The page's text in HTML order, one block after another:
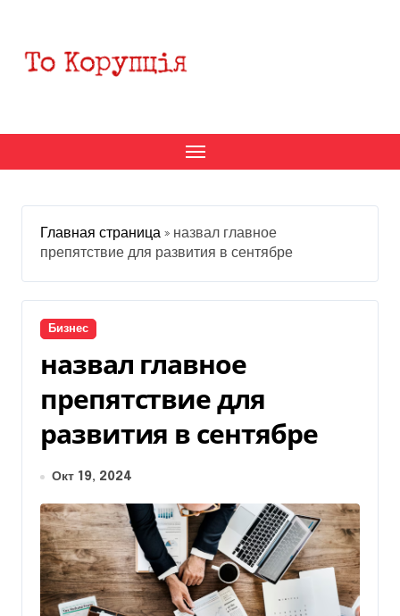
содержанию
Главная страница » назвал главное
препятствие для развития в сентябре
Бизнес
назвал главное
препятствие для
развития в сентябре
Окт 19, 2024